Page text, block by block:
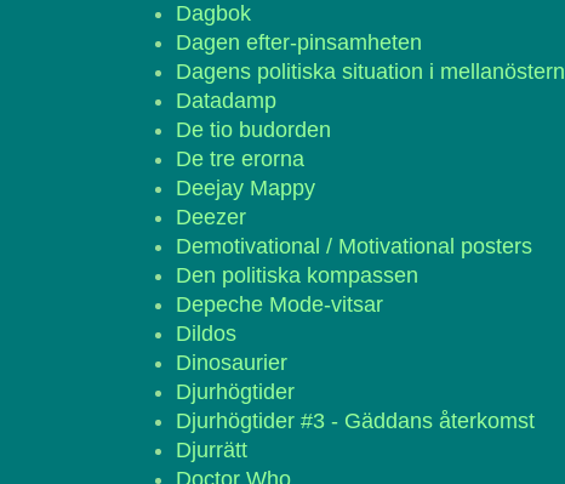
Dagbok
Dagen efter-pinsamheten
Dagens politiska situation i mellanöstern
Datadamp
De tio budorden
De tre erorna
Deejay Mappy
Deezer
Demotivational / Motivational posters
Den politiska kompassen
Depeche Mode-vitsar
Dildos
Dinosaurier
Djurhögtider
Djurhögtider #3 - Gäddans återkomst
Djurrätt
Doctor Who